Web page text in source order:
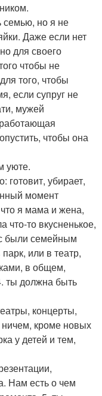
семью, но я не
Даже если нет
для своего
чтобы не
того, чтобы
если супруг не
мужей
чтобы она
уюте.
готовит, убирает,
момент
я мама и жена,
что-то вкусненькое,
были семейным
или в театр,
в общем,
ты должна быть
концерты,
ничем, кроме новых
у детей и тем,
Нам есть о чем